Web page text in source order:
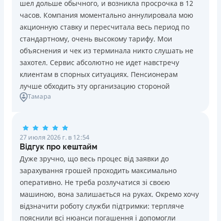
Погашение
В кассах и терминалах отделений
Оплата на расчетный счёт
Онлайн (через сайт или интернет-банкинг)
Через терминалы самообслуживания
Лицензия НБУ
Лицензия НБУ №10
Вся информация о кредите
ПОЛУЧИТЬ ЗАЙМ
Возраст
18 - 70 лет
Преимущества
Сниженная процентная ставка 0,01% в день для
новых клиентов на период от 3 до 30 дней (после
этого стандартная ставка 1%)
Запрашиваются только данные паспорта, ИНН, номер
банковской карты и телефона
проблемной кредитной историей.
Переводятся деньги на банковскую карту сразу после
подписания электронного договора о предоставлении
кредита
Дарятся скидки до -99% постоянным клиентам на
будущие кредиты согласно программе лояльности
Программа лояльности для постоянных клиентов
Круглосуточная поддержка в Viber, Telegram,
шел дольше обычного, и возникла просрочка в 12
часов. Компания моментально аннулировала мою
акционную ставку и пересчитала весь период по
стандартному, очень высокому тарифу. Мои
объяснения и чек из терминала никто слушать не
захотел. Сервис абсолютно не идет навстречу
клиентам в спорных ситуациях. Пенсионерам
лучше обходить эту организацию стороной
Тамара
27 июля 2026 г. в 12:54
Відгук про кештайм
Дуже зручно, що весь процес від заявки до
зарахування грошей проходить максимально
оперативно. Не треба розлучатися зі своєю
машиною, вона залишається на руках. Окремо хочу
відзначити роботу служби підтримки: терпляче
пояснили всі нюанси погашення і допомогли